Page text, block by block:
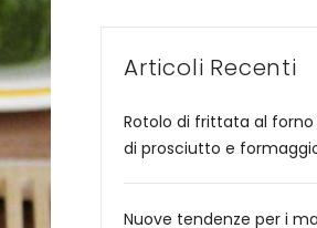
Articoli Recenti
Rotolo di frittata al forno
di prosciutto e
Nuove tendenze per i